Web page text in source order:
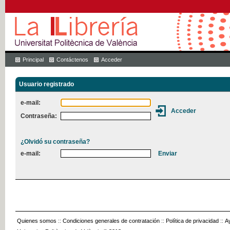
Principal Contáctenos Acceder
Usuario registrado
e-mail:
Contraseña:
¿Olvidó su contraseña?
e-mail:
Quienes somos :: Condiciones generales de contratación :: Política de privacidad ::